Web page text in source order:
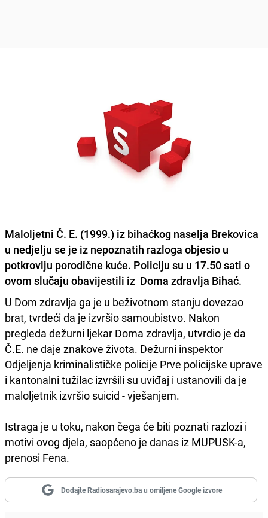
Maloljetni Č. E. (1999.) iz bihaćkog naselja Brekovica
u nedjelju se je iz nepoznatih razloga objesio u
potkrovlju porodične kuće. Policiju su u 17.50 sati o
ovom slučaju obavijestili iz Doma zdravlja Bihać.
U Dom zdravlja ga je u beživotnom stanju dovezao
brat, tvrdeći da je izvršio samoubistvo. Nakon
pregleda dežurni ljekar Doma zdravlja, utvrdio je da
Č.E. ne daje znakove života. Dežurni inspektor
Odjeljenja kriminalističke policije Prve policijske uprave
i kantonalni tužilac izvršili su uviđaj i ustanovili da je
maloljetnik izvršio suicid - vješanjem.
Istraga je u toku, nakon čega će biti poznati razlozi i
motivi ovog djela, saopćeno je danas iz MUPUSK-a,
prenosi Fena.
Dodajte Radiosarajevo.ba u omiljene Google izvore